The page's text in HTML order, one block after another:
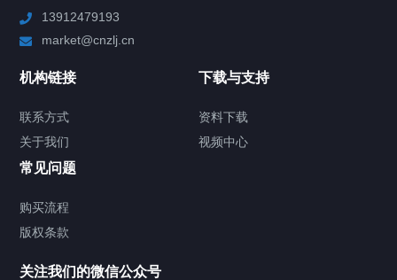
Chiller高精度制冷循环器
TCU温度控制单元
Chiller气体控温系统
13912479193
market@cnzlj.cn
机构链接
联系方式
关于我们
下载与支持
资料下载
视频中心
常见问题
购买流程
版权条款
关注我们的微信公众号